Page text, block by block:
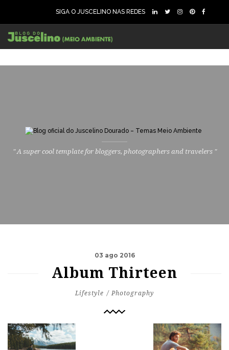
SIGA O JUSCELINO NAS REDES
" A super cool template for bloggers, photographers and travelers "
03 ago 2016
Album Thirteen
Lifestyle Photography